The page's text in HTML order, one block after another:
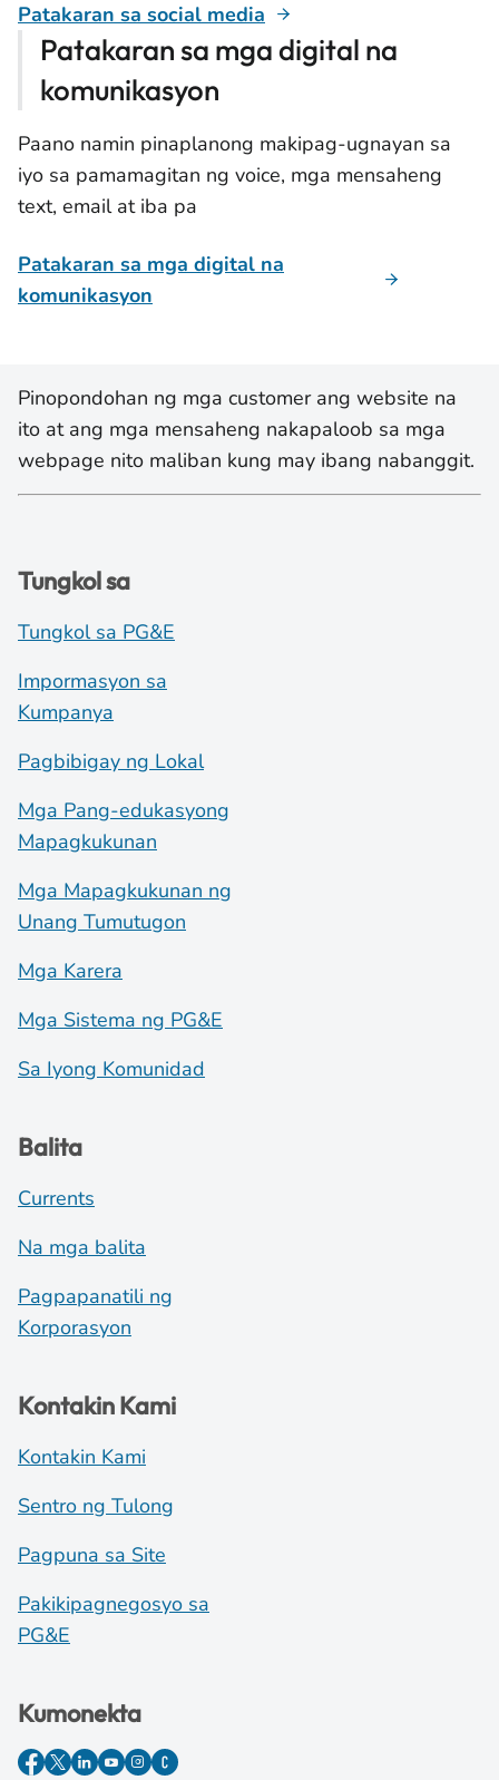
Patakaran sa social media
Patakaran sa mga digital na
komunikasyon
Paano namin pinaplanong makipag-ugnayan sa
iyo sa pamamagitan ng voice, mga mensaheng
text, email at iba pa
Patakaran sa mga digital na
komunikasyon
Pinopondohan ng mga customer ang website na
ito at ang mga mensaheng nakapaloob sa mga
webpage nito maliban kung may ibang nabanggit.
Tungkol sa
Tungkol sa PG&E
Impormasyon sa
Kumpanya
Pagbibigay ng Lokal
Mga Pang-edukasyong
Mapagkukunan
Mga Mapagkukunan ng
Unang Tumutugon
Mga Karera
Mga Sistema ng PG&E
Sa Iyong Komunidad
Balita
Currents
Na mga balita
Pagpapanatili ng
Korporasyon
Kontakin Kami
Kontakin Kami
Sentro ng Tulong
Pagpuna sa Site
Pakikipagnegosyo sa
PG&E
Kumonekta